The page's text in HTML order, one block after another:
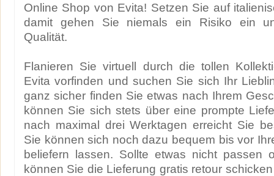
Online Shop von Evita! Setzen Sie auf
damit gehen Sie niemals ein Risiko ein
Qualität.
Flanieren Sie virtuell durch die tollen
Evita vorfinden und suchen Sie sich Ihr
ganz sicher finden Sie etwas nach Ihrem
können Sie sich stets über eine prompte
nach maximal drei Werktagen erreicht Sie
Sie können sich noch dazu bequem bis vor
beliefern lassen. Sollte etwas nicht passen
können Sie die Lieferung gratis retour